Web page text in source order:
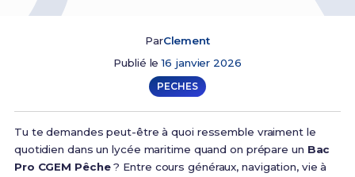
ParClement
Publié le16 janvier 2026
PECHES
Tu te demandes peut-être à quoi ressemble vraiment le
quotidien dans un lycée maritime quand on prépare un Bac
Pro CGEM Pêche? Entre cours généraux, navigation, vie à